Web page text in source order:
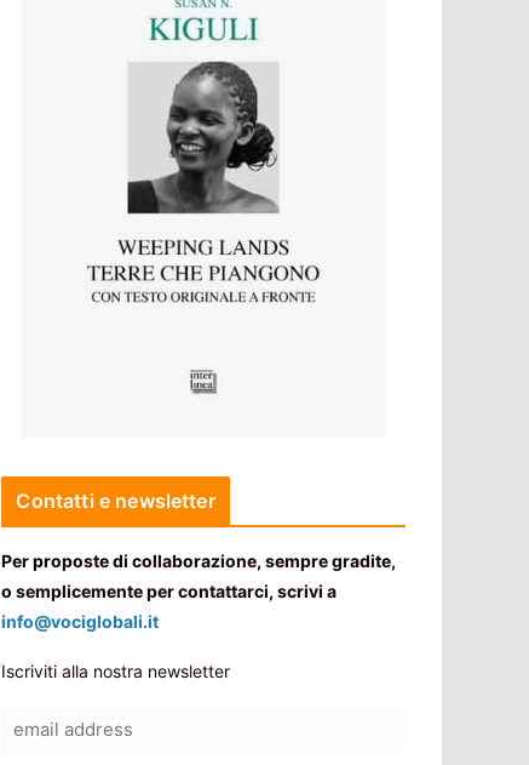
Contatti e newsletter
Per proposte di collaborazione, sempre gradite,
o semplicemente per contattarci, scrivi a
info@vociglobali.it
Iscriviti alla nostra newsletter